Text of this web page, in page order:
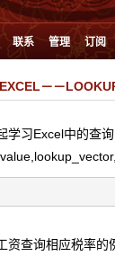
联系 管理 订阅
－－
习Excel中的查询
查询相应税率的